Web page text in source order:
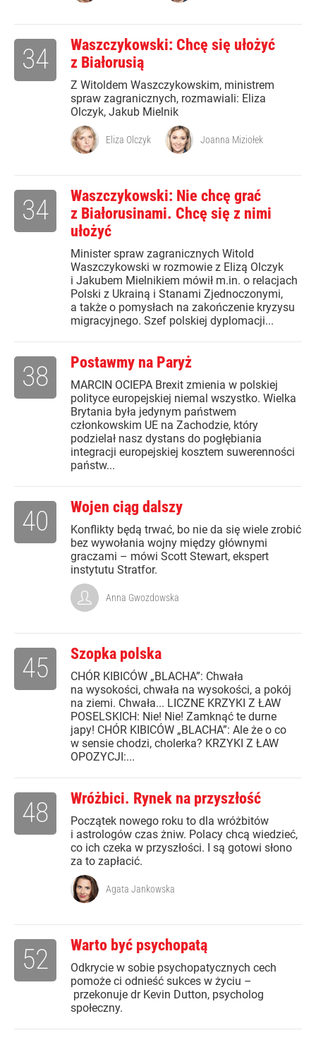
Waszczykowski: Chcę się ułożyć
z Białorusią
Z Witoldem Waszczykowskim, ministrem
spraw zagranicznych, rozmawiali: Eliza
Olczyk, Jakub Mielnik
34
Eliza Olczyk Joanna Miziołek
Waszczykowski: Nie chcę grać
z Białorusinami. Chcę się z nimi
ułożyć
Minister spraw zagranicznych Witold
Waszczykowski w rozmowie z Elizą Olczyk
i Jakubem Mielnikiem mówił m.in. o relacjach
Polski z Ukrainą i Stanami Zjednoczonymi,
a także o pomysłach na zakończenie kryzysu
migracyjnego. Szef polskiej dyplomacji...
34
Postawmy na Paryż
MARCIN OCIEPA Brexit zmienia w polskiej
polityce europejskiej niemal wszystko. Wielka
Brytania była jedynym państwem
członkowskim UE na Zachodzie, który
podzielał nasz dystans do pogłębiania
integracji europejskiej kosztem suwerenności
państw...
38
Wojen ciąg dalszy
Konflikty będą trwać, bo nie da się wiele zrobić
bez wywołania wojny między głównymi
graczami – mówi Scott Stewart, ekspert
instytutu Stratfor.
40
Anna Gwozdowska
Szopka polska
CHÓR KIBICÓW „BLACHA”: Chwała
na wysokości, chwała na wysokości, a pokój
na ziemi. Chwała... LICZNE KRZYKI Z ŁAW
POSELSKICH: Nie! Nie! Zamknąć te durne
japy! CHÓR KIBICÓW „BLACHA”: Ale że o co
w sensie chodzi, cholerka? KRZYKI Z ŁAW
OPOZYCJI:...
45
Wróżbici. Rynek na przyszłość
Początek nowego roku to dla wróżbitów
i astrologów czas żniw. Polacy chcą wiedzieć,
co ich czeka w przyszłości. I są gotowi słono
za to zapłacić.
48
Agata Jankowska
Warto być psychopatą
Odkrycie w sobie psychopatycznych cech
pomoże ci odnieść sukces w życiu –
przekonuje dr Kevin Dutton, psycholog
społeczny.
52